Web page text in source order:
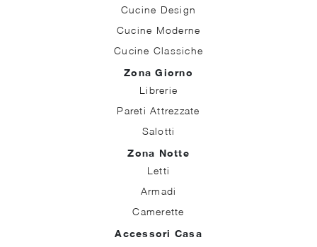
Cucine Design
Cucine Moderne
Cucine Classiche
Zona Giorno
Librerie
Pareti Attrezzate
Salotti
Zona Notte
Letti
Armadi
Camerette
Accessori Casa